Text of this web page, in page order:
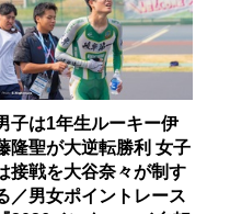
子は1年生ルーキー伊
隆聖が大逆転勝利 女子
接戦を大谷奈々が制す
／男女ポイントレース